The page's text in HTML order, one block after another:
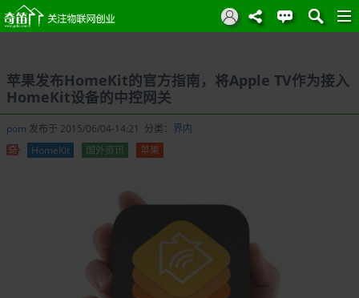
苹果发布HomeKit的官方指南，将Apple TV作为接入
HomeKit设备的中控网关
pom 发布于 2015/06/04-14:21 分类： 界内
HomeKit
国外资讯 苹果